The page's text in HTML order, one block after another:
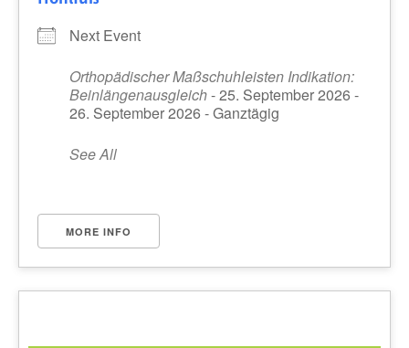
Next Event
Orthopädischer Maßschuhleisten Indikation:
Beinlängenausgleich- 25. September 2026 -
26. September 2026 - Ganztägig
See All
MORE INFO